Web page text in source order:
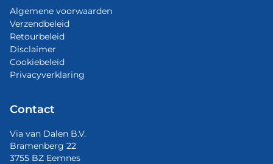
Algemene voorwaarden
Verzendbeleid
Retourbeleid
Disclaimer
Cookiebeleid
Privacyverklaring
Contact
Via van Dalen B.V.
Bramenberg 22
3755 BZ Eemnes